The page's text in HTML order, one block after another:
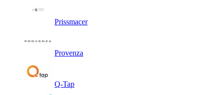
Prissmacer
Provenza
Q-Tap